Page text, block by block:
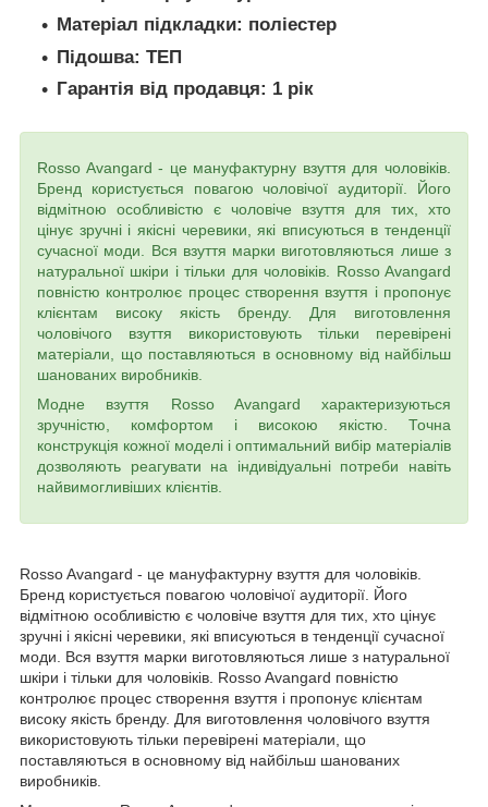
Матеріал підкладки: поліестер
Підошва: ТЕП
Гарантія від продавця: 1 рік
Rosso Avangard - це мануфактурну взуття для чоловіків.
Бренд користується повагою чоловічої аудиторії. Його
відмітною особливістю є чоловіче взуття для тих, хто
цінує зручні і якісні черевики, які вписуються в тенденції
сучасної моди. Вся взуття марки виготовляються лише з
натуральної шкіри і тільки для чоловіків. Rosso Avangard
повністю контролює процес створення взуття і пропонує
клієнтам високу якість бренду. Для виготовлення
чоловічого взуття використовують тільки перевірені
матеріали, що поставляються в основному від найбільш
шанованих виробників.
Модне взуття Rosso Avangard характеризуються
зручністю, комфортом і високою якістю. Точна
конструкція кожної моделі і оптимальний вибір матеріалів
дозволяють реагувати на індивідуальні потреби навіть
найвимогливіших клієнтів.
Rosso Avangard - це мануфактурну взуття для чоловіків.
Бренд користується повагою чоловічої аудиторії. Його
відмітною особливістю є чоловіче взуття для тих, хто цінує
зручні і якісні черевики, які вписуються в тенденції сучасної
моди. Вся взуття марки виготовляються лише з натуральної
шкіри і тільки для чоловіків. Rosso Avangard повністю
контролює процес створення взуття і пропонує клієнтам
високу якість бренду. Для виготовлення чоловічого взуття
використовують тільки перевірені матеріали, що
поставляються в основному від найбільш шанованих
виробників.